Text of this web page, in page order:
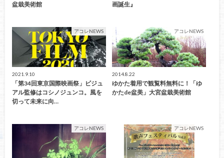
盆栽美術館
画誕生』
アコレNEWS
2021.9.10
「第34回東京国際映画祭」ビジュ
アル監修はコシノジュンコ。風を
切って未来に向…
アコレNEWS
2014.8.22
ゆかた着用で観覧料無料に！「ゆ
かたde盆美」大宮盆栽美術館
アコレNEWS アコレNEWS